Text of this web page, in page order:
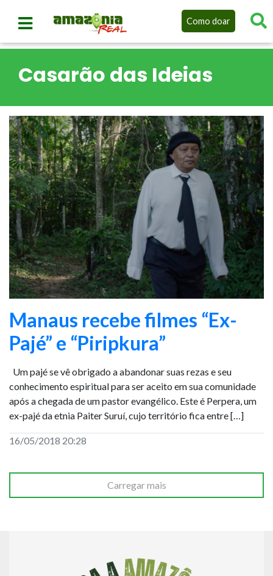
Como doar
Casarão das Ideias
Manaus recebe filmes “Ex-
Pajé” e “Piripkura”
Um pajé se vê obrigado a abandonar suas rezas e seu
conhecimento espiritual para ser aceito em sua comunidade
após a chegada de um pastor evangélico. Este é Perpera, um
ex-pajé da etnia Paiter Suruí, cujo território fica entre […]
16/05/2018 20:28
Carregar mais